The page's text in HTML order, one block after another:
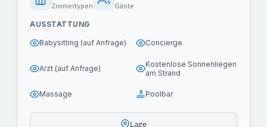
Zimmertypen Gäste
AUSSTATTUNG
Babysitting (auf Anfrage) Concierge
Arzt (auf Anfrage)
Kostenlose Sonnenliegen
am Strand
Massage Poolbar
Lage